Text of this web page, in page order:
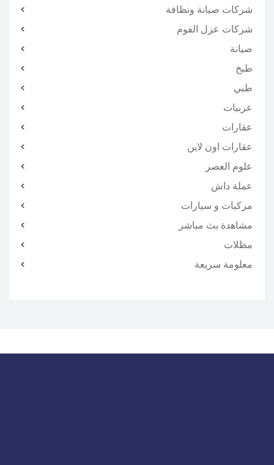
شركات صيانة ونظافة
شركات عزل الفوم
صيانة
طبخ
طبي
عربيات
عقارات
عقارات اون لاين
علوم العصر
عملة داش
مركبات و سيارات
مشاهدة بث مباشر
مظلات
معلومة سريعة